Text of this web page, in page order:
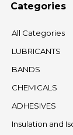
Categories
All Categories
LUBRICANTS
BANDS
CHEMICALS
ADHESIVES
Insulation and